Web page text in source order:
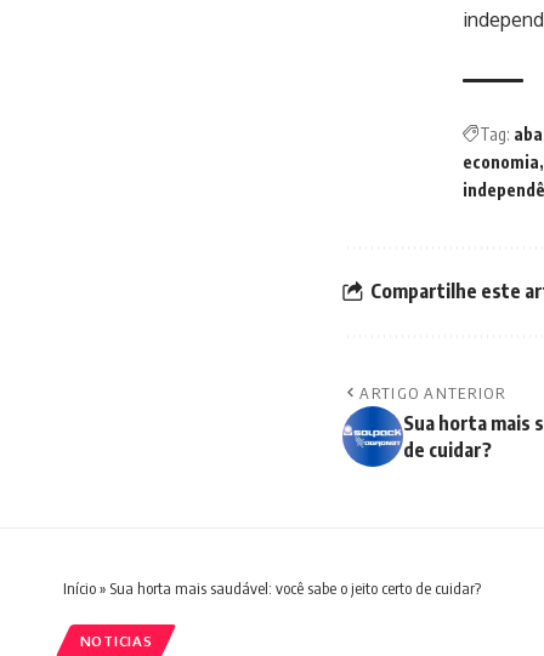
Tag:
economia
Compartilhe este
ARTIGO ANTERIOR
Sua horta mais
de cuidar?
Início» Sua horta mais saudável: você sabe o jeito certo de cuidar?
NOTICIAS